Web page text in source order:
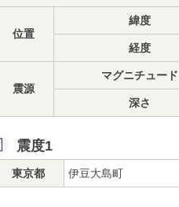
位置
緯度
経度
震源
マグニチュード
深さ
震度1
東京都 伊豆大島町